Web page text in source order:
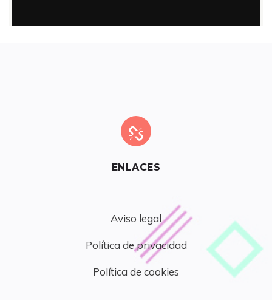
ENLACES
Aviso legal
Política de privacidad
Política de cookies